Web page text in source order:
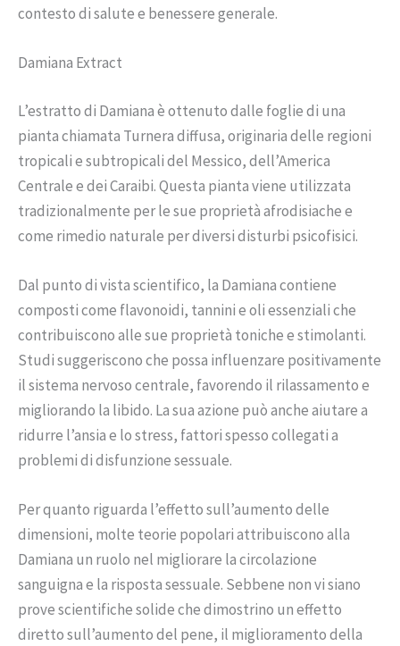
contesto di salute e benessere generale.
Damiana Extract
L’estratto di Damiana è ottenuto dalle foglie di una
pianta chiamata Turnera diffusa, originaria delle regioni
tropicali e subtropicali del Messico, dell’America
Centrale e dei Caraibi. Questa pianta viene utilizzata
tradizionalmente per le sue proprietà afrodisiache e
come rimedio naturale per diversi disturbi psicofisici.
Dal punto di vista scientifico, la Damiana contiene
composti come flavonoidi, tannini e oli essenziali che
contribuiscono alle sue proprietà toniche e stimolanti.
Studi suggeriscono che possa influenzare positivamente
il sistema nervoso centrale, favorendo il rilassamento e
migliorando la libido. La sua azione può anche aiutare a
ridurre l’ansia e lo stress, fattori spesso collegati a
problemi di disfunzione sessuale.
Per quanto riguarda l’effetto sull’aumento delle
dimensioni, molte teorie popolari attribuiscono alla
Damiana un ruolo nel migliorare la circolazione
sanguigna e la risposta sessuale. Sebbene non vi siano
prove scientifiche solide che dimostrino un effetto
diretto sull’aumento del pene, il miglioramento della